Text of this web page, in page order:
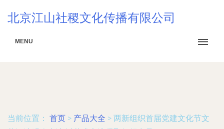
北京江山社稷文化传播有限公司
MENU
当前位置： 首页 > 产品大全 > 两新组织首届党建文化节文